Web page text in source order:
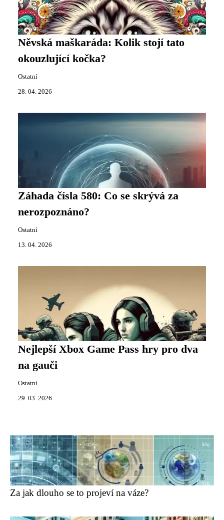
Něvská maškaráda: Kolik stojí tato
okouzlující kočka?
Ostatní
28. 04. 2026
Záhada čísla 580: Co se skrývá za
nerozpoznáno?
Ostatní
13. 04. 2026
Nejlepší Xbox Game Pass hry pro dva
na gauči
Ostatní
29. 03. 2026
Za jak dlouho se to projeví na váze?